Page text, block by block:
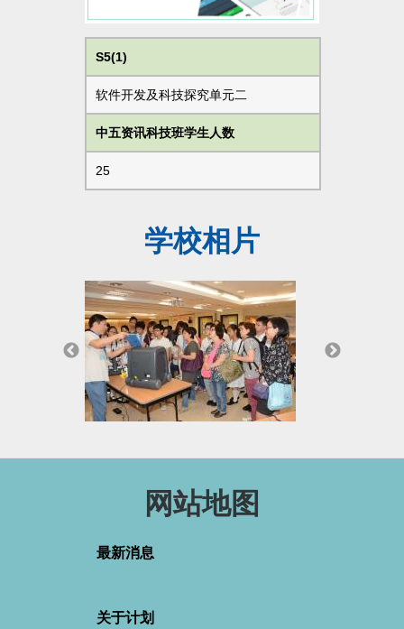
S5(1)
软件开发及科技探究单元二
中五资讯科技班学生人数
25
学校相片
网站地图
最新消息
关于计划